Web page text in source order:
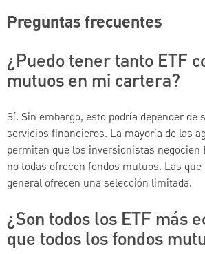
Preguntas frecuentes
¿Puedo tener tanto ETF
mutuos en mi cartera?
Sí. Sin embargo, esto podría depender de
servicios financieros. La mayoría de las
permiten que los inversionistas negocien
no todas ofrecen fondos mutuos. Las
general ofrecen una selección limitada.
¿Son todos los ETF más
que todos los fondos